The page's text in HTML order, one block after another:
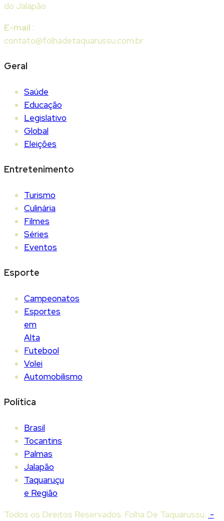
do Jalapão
E-mail :
contato@folhadetaquarussu.com.br
Geral
Saúde
Educação
Legislativo
Global
Eleições
Entretenimento
Turismo
Culinária
Filmes
Séries
Eventos
Esporte
Campeonatos
Esportes
em
Alta
Futebool
Volei
Automobilismo
Política
Brasil
Tocantins
Palmas
Jalapão
Taquaruçu
e Região
Todos os Direitos Reservados. Folha De Taquarussu. -